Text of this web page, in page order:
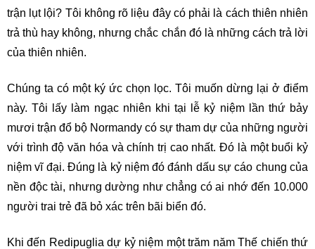
trận lụt lội? Tôi không rõ liệu đây có phải là cách thiên nhiên
trả thù hay không, nhưng chắc chắn đó là những cách trả lời
của thiên nhiên.
Chúng ta có một ký ức chọn lọc. Tôi muốn dừng lại ở điểm
này. Tôi lấy làm ngạc nhiên khi tại lễ kỷ niệm lần thứ bảy
mươi trận đổ bộ Normandy có sự tham dự của những người
với trình độ văn hóa và chính trị cao nhất. Đó là một buổi kỷ
niệm vĩ đại. Đúng là kỷ niệm đó đánh dấu sự cáo chung của
nền độc tài, nhưng dường như chẳng có ai nhớ đến 10.000
người trai trẻ đã bỏ xác trên bãi biển đó.
Khi đến Redipuglia dự kỷ niệm một trăm năm Thế chiến thứ